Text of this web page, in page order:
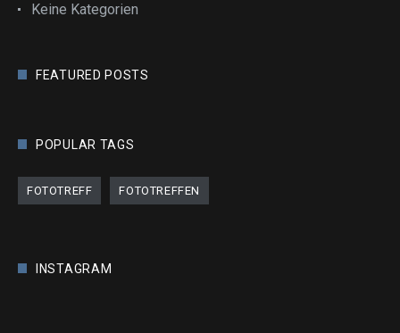
Keine Kategorien
FEATURED POSTS
POPULAR TAGS
FOTOTREFF FOTOTREFFEN
INSTAGRAM